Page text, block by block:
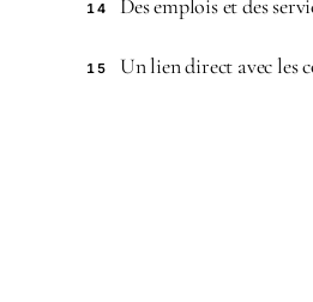
14 Des emplois et des
15 Un lien direct avec les